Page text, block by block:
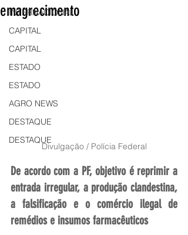
INTERNACIONAL
CAPITAL
CAPITAL
ESTADO
ESTADO
AGRO NEWS
DESTAQUE
DESTAQUE
emagrecimento
Divulgação / Polícia Federal
De acordo com a PF, objetivo é reprimir a
entrada irregular, a produção clandestina,
a falsificação e o comércio ilegal de
remédios e insumos farmacêuticos